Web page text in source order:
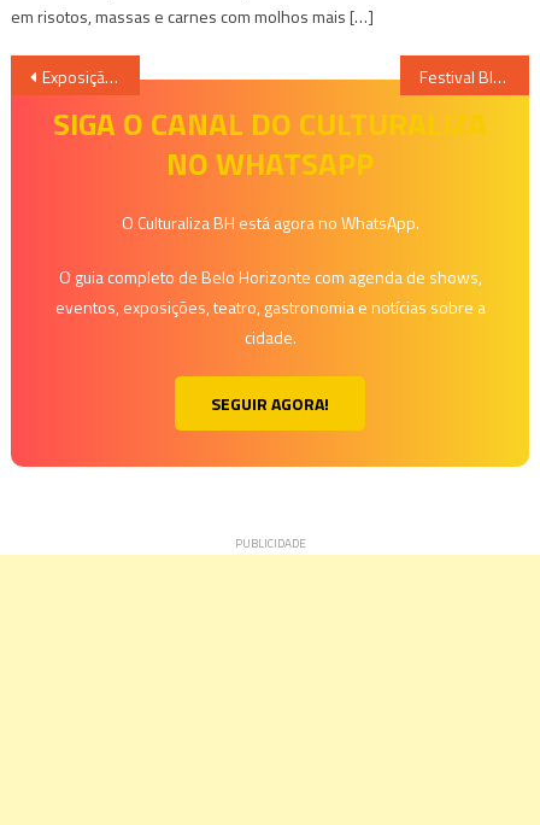
em risotos, massas e carnes com molhos mais […]
Navegação
Exposição “Palimpsestos: A Poesia das Cores”, no Museu Inimá de Paula Festival Blues na Floresta
SIGA O CANAL DO CULTURALIZA
NO WHATSAPP
O Culturaliza BH está agora no WhatsApp.
O guia completo de Belo Horizonte com agenda de shows,
eventos, exposições, teatro, gastronomia e notícias sobre a
cidade.
SEGUIR AGORA!